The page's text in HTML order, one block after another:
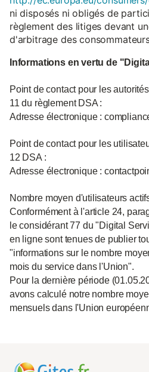
ni disposés ni obligés de
règlement des litiges devant
d'arbitrage des
Informations en vertu de
Point de contact pour les
11 du règlement DSA :
Adresse électronique :
Point de contact pour les
12 DSA :
Adresse électronique :
Nombre moyen d'utilisateurs
Conformément à l'article 24,
le considérant 77 du "Digital
en ligne sont tenues de publier
"informations sur le nombre
mois du service dans l'Union".
Pour la dernière période
avons calculé notre nombre
mensuels dans l'Union